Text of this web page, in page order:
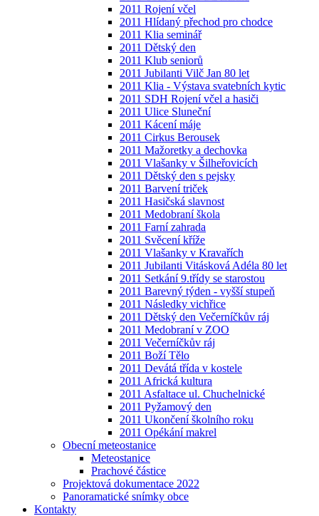
2011 Rojení včel
2011 Hlídaný přechod pro chodce
2011 Klia seminář
2011 Dětský den
2011 Klub seniorů
2011 Jubilanti Vilč Jan 80 let
2011 Klia - Výstava svatebních kytic
2011 SDH Rojení včel a hasiči
2011 Ulice Sluneční
2011 Kácení máje
2011 Cirkus Berousek
2011 Mažoretky a dechovka
2011 Vlašanky v Šilheřovicích
2011 Dětský den s pejsky
2011 Barvení triček
2011 Hasičská slavnost
2011 Medobraní škola
2011 Farní zahrada
2011 Svěcení kříže
2011 Vlašanky v Kravařích
2011 Jubilanti Vitásková Adéla 80 let
2011 Setkání 9.třídy se starostou
2011 Barevný týden - vyšší stupeň
2011 Následky vichřice
2011 Dětský den Večerníčkův ráj
2011 Medobraní v ZOO
2011 Večerníčkův ráj
2011 Boží Tělo
2011 Devátá třída v kostele
2011 Africká kultura
2011 Asfaltace ul. Chuchelnické
2011 Pyžamový den
2011 Ukončení školního roku
2011 Opékání makrel
Obecní meteostanice
Meteostanice
Prachové částice
Projektová dokumentace 2022
Panoramatické snímky obce
Kontakty